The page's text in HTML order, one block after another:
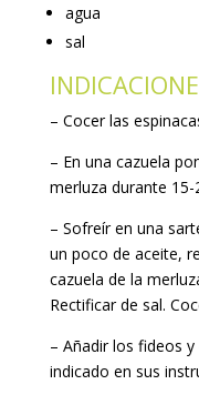
agua
sal
– Cocer las
– En una cazuela
merluza durante
– Sofreír en una
un poco de aceite,
cazuela de la
Rectificar de sal.
– Añadir los fideos
indicado en sus